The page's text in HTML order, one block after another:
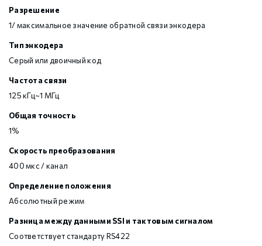
Разрешение
1/ максимальное значение обратной связи энкодера
Тип энкодера
Серый или двоичный код
Частота связи
125 кГц~1 МГц
Общая точность
1%
Скорость преобразования
400 мкс / канал
Определение положения
Абсолютный режим
Разница между данными SSI и тактовым сигналом
Соответствует стандарту RS422